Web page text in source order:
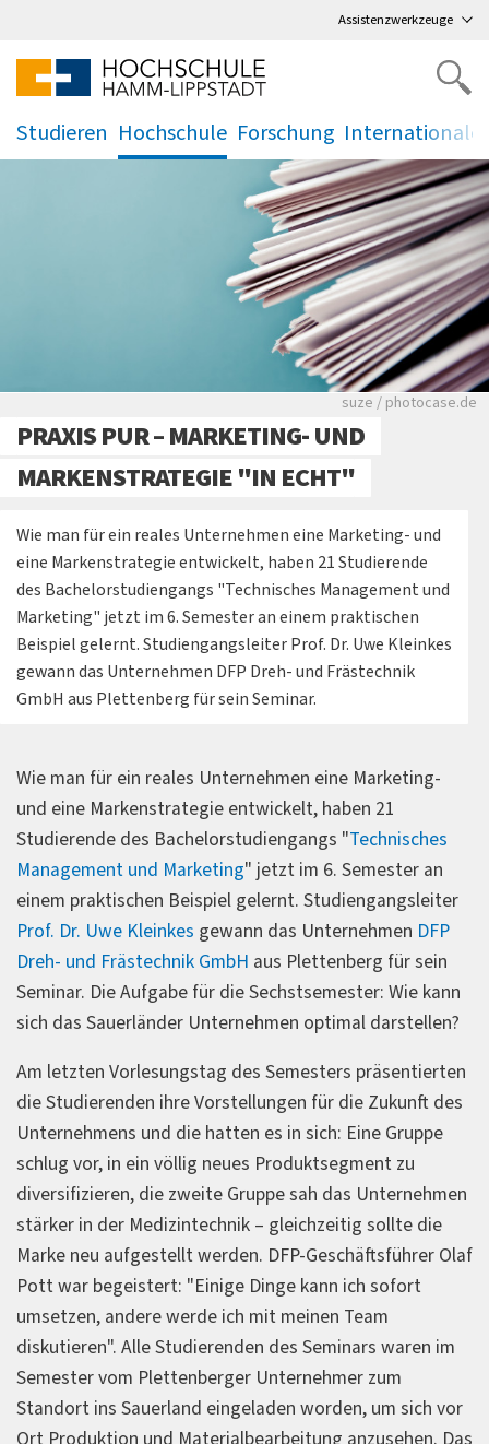
Assistenzwerkzeuge
Studieren
.
Hochschule
.
Forschung
. .
Viele Zeitungen.
suze / photocase.de
PRAXIS PUR – MARKETING- UND
MARKENSTRATEGIE "IN ECHT"
Wie man für ein reales Unternehmen eine Marketing- und
eine Markenstrategie entwickelt, haben 21 Studierende
des Bachelorstudiengangs "Technisches Management und
Marketing" jetzt im 6. Semester an einem praktischen
Beispiel gelernt. Studiengangsleiter Prof. Dr. Uwe Kleinkes
gewann das Unternehmen DFP Dreh- und Frästechnik
GmbH aus Plettenberg für sein Seminar.
Wie man für ein reales Unternehmen eine Marketing-
und eine Markenstrategie entwickelt, haben 21
Studierende des Bachelorstudiengangs "Technisches
Management und Marketing" jetzt im 6. Semester an
einem praktischen Beispiel gelernt. Studiengangsleiter
Prof. Dr. Uwe Kleinkes gewann das Unternehmen DFP
Dreh- und Frästechnik GmbH aus Plettenberg für sein
Seminar. Die Aufgabe für die Sechstsemester: Wie kann
sich das Sauerländer Unternehmen optimal darstellen?
Am letzten Vorlesungstag des Semesters präsentierten
die Studierenden ihre Vorstellungen für die Zukunft des
Unternehmens und die hatten es in sich: Eine Gruppe
schlug vor, in ein völlig neues Produktsegment zu
diversifizieren, die zweite Gruppe sah das Unternehmen
stärker in der Medizintechnik – gleichzeitig sollte die
Marke neu aufgestellt werden. DFP-Geschäftsführer Olaf
Pott war begeistert: "Einige Dinge kann ich sofort
umsetzen, andere werde ich mit meinen Team
diskutieren". Alle Studierenden des Seminars waren im
Semester vom Plettenberger Unternehmer zum
Standort ins Sauerland eingeladen worden, um sich vor